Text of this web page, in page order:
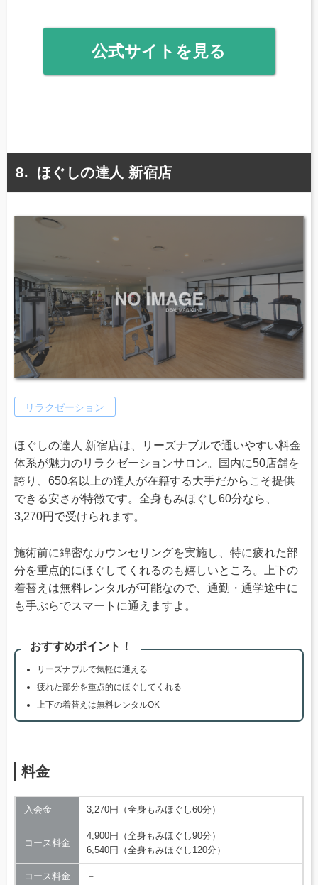
公式サイトを見る
ほぐしの達人 新宿店
リラクゼーション
ほぐしの達人 新宿店は、リーズナブルで通いやすい料金
体系が魅力のリラクゼーションサロン。国内に50店舗を
誇り、650名以上の達人が在籍する大手だからこそ提供
できる安さが特徴です。全身もみほぐし60分なら、
3,270円で受けられます。
施術前に綿密なカウンセリングを実施し、特に疲れた部
分を重点的にほぐしてくれるのも嬉しいところ。上下の
着替えは無料レンタルが可能なので、通勤・通学途中に
も手ぶらでスマートに通えますよ。
おすすめポイント！
リーズナブルで気軽に通える
疲れた部分を重点的にほぐしてくれる
上下の着替えは無料レンタルOK
料金
入会金 3,270円（全身もみほぐし60分）
コース料金
4,900円（全身もみほぐし90分）
6,540円（全身もみほぐし120分）
コース料金 －